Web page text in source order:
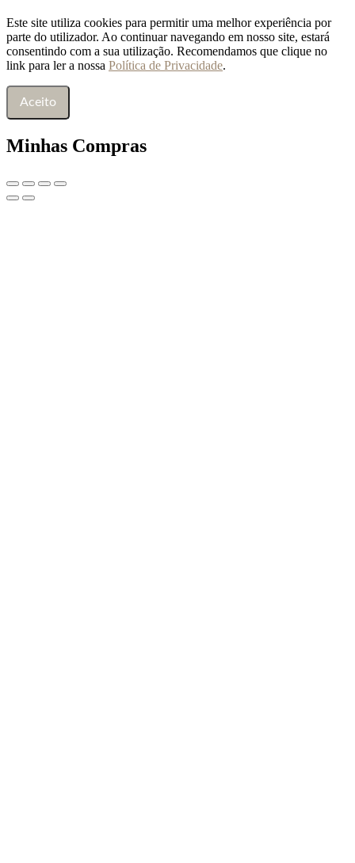
Este site utiliza cookies para permitir uma melhor experiência por
parte do utilizador. Ao continuar navegando em nosso site, estará
consentindo com a sua utilização. Recomendamos que clique no
link para ler a nossa Política de Privacidade.
Aceito
Minhas Compras